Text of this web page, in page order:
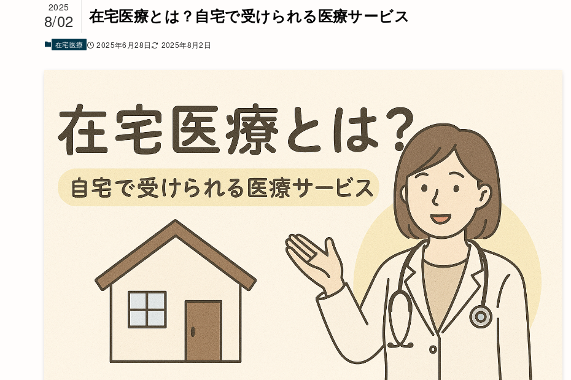
在宅医療とは？自宅で受けられる医療サービス
2025
8/02
在宅医療 2025年6月28日 2025年8月2日